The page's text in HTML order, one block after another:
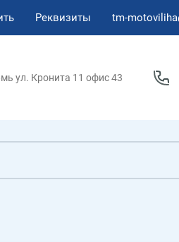
Реквизиты tm-
ул. Кронита 11 офис 43